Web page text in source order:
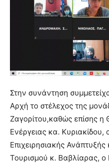
Στην συνάντηση
Αρχή το στέλεχος της
Ζαγορίτου,καθώς επίσης η
Ενέργειας κα. Κυριακίδου,
Επιχειρησιακής Ανάπτυξής
Τουρισμού κ. Βαβλίαρας, ο